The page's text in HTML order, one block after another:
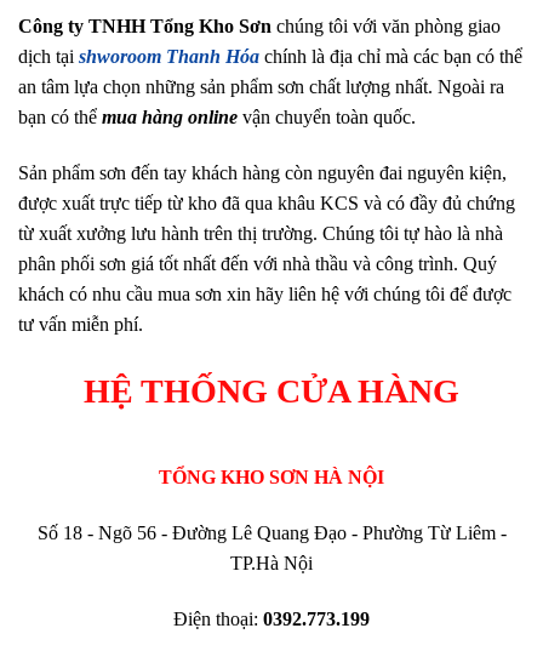
Công ty TNHH Tổng Kho Sơn chúng tôi với văn phòng giao
dịch tại shworoom Thanh Hóa chính là địa chỉ mà các bạn có thể
an tâm lựa chọn những sản phẩm sơn chất lượng nhất. Ngoài ra
bạn có thể mua hàng online vận chuyển toàn quốc.
Sản phẩm sơn đến tay khách hàng còn nguyên đai nguyên kiện,
được xuất trực tiếp từ kho đã qua khâu KCS và có đầy đủ chứng
từ xuất xưởng lưu hành trên thị trường. Chúng tôi tự hào là nhà
phân phối sơn giá tốt nhất đến với nhà thầu và công trình. Quý
khách có nhu cầu mua sơn xin hãy liên hệ với chúng tôi để được
tư vấn miễn phí.
HỆ THỐNG CỬA HÀNG
TỔNG KHO SƠN HÀ NỘI
Số 18 - Ngõ 56 - Đường Lê Quang Đạo - Phường Từ Liêm -
TP.Hà Nội
Điện thoại: 0392.773.199